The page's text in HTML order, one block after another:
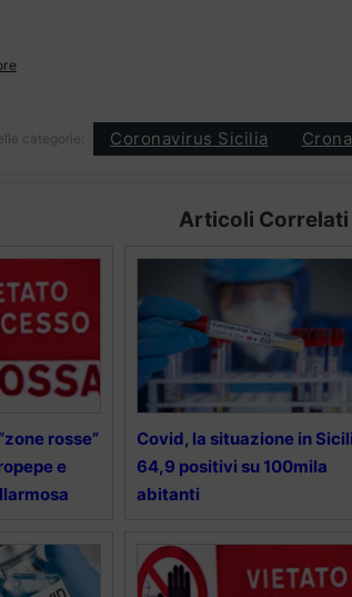
categorie: Coronavirus Sicilia
Articoli Correlati
rosse”
e
Covid, la situazione in
64,9 positivi su 100mila
abitanti